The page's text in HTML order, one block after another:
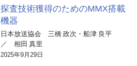
探査技術獲得のためのMMX搭載
機器
日本放送協会 三橋 政次・船津 良平
／ 相田 真里
2025年9月29日